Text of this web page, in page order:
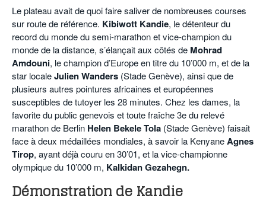
Le plateau avait de quoi faire saliver de nombreuses courses
sur route de référence. Kibiwott Kandie, le détenteur du
record du monde du semi-marathon et vice-champion du
monde de la distance, s’élançait aux côtés de Mohrad
Amdouni, le champion d’Europe en titre du 10’000 m, et de la
star localeJulien Wanders (Stade Genève), ainsi que de
plusieurs autres pointures africaines et européennes
susceptibles de tutoyer les 28 minutes. Chez les dames, la
favorite du public genevois et toute fraîche 3e du relevé
marathon de Berlin Helen Bekele Tola (Stade Genève) faisait
face à deux médaillées mondiales, à savoir la KenyaneAgnes
Tirop, ayant déjà couru en 30’01, et la vice-championne
olympique du 10’000 m, Kalkidan Gezahegn.
Démonstration de Kandie